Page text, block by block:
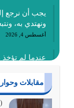
يجب أن نرجع
ونهتدي به،
أغسطس 4, 2026
عندما لم تؤخذ
أغسطس 3, 2026
الغاية من
مقابلات